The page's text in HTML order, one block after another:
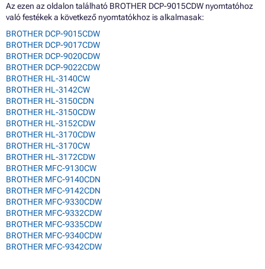
Az ezen az oldalon található BROTHER DCP-9015CDW nyomtatóhoz
való festékek a következő nyomtatókhoz is alkalmasak:
BROTHER DCP-9015CDW
BROTHER DCP-9017CDW
BROTHER DCP-9020CDW
BROTHER DCP-9022CDW
BROTHER HL-3140CW
BROTHER HL-3142CW
BROTHER HL-3150CDN
BROTHER HL-3150CDW
BROTHER HL-3152CDW
BROTHER HL-3170CDW
BROTHER HL-3170CW
BROTHER HL-3172CDW
BROTHER MFC-9130CW
BROTHER MFC-9140CDN
BROTHER MFC-9142CDN
BROTHER MFC-9330CDW
BROTHER MFC-9332CDW
BROTHER MFC-9335CDW
BROTHER MFC-9340CDW
BROTHER MFC-9342CDW